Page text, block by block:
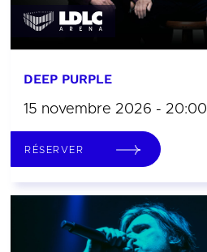
DEEP PURPLE
15 novembre 2026 - 20:00
RÉSERVER